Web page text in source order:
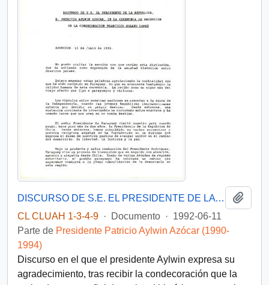
DISCURSO DE S.E. EL PRESIDENTE DE LA REPUBLICA, D. PATRICIO AYLWIN AZOCAR, EN LA CEREMONIA DE RECEPCION DE LA CONDECORACION FRANCISCO SOLANO LOPEZ
CL CLUAH 1-3-4-9 · Documento · 1992-06-11
Parte de Presidente Patricio Aylwin Azócar (1990-
1994)
Discurso en el que el presidente Aylwin expresa su
agradecimiento, tras recibir la condecoración que la